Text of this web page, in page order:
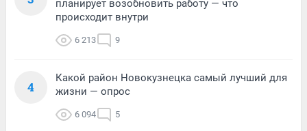
планирует возобновить работу — что
происходит внутри
6 213 9
4
Какой район Новокузнецка самый лучший для
жизни — опрос
6 094 5